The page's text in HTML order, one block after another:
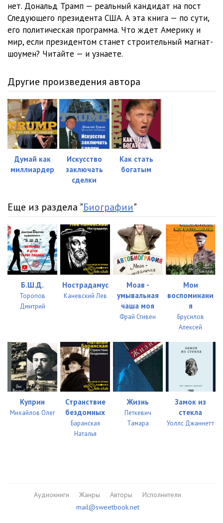
нет. Дональд Трамп — реальный кандидат на пост
Следующего президента США. А эта книга — по сути,
его политическая программа. Что ждет Америку и
мир, если президентом станет строительный магнат-
шоумен? Читайте — и узнаете.
Другие произведения автора
Думай как
миллиардер
Искусство
заключать
сделки
Как стать
богатым
Еще из раздела "Биографии"
Б.Ш.Д.
Торопов
Дмитрий
Нострадамус
Каневский Лев
Моав -
умывальная
чаша моя
Фрай Стивен
Мои
воспоминани
я
Брусилов
Алексей
Куприн
Михайлов Олег
Странствие
бездомных
Баранская
Наталья
Жизнь
Петкевич
Тамара
Замок из
стекла
Уоллс Джаннетт
Аудиокниги Жанры Авторы
Исполнители
mail@sweetbook.net